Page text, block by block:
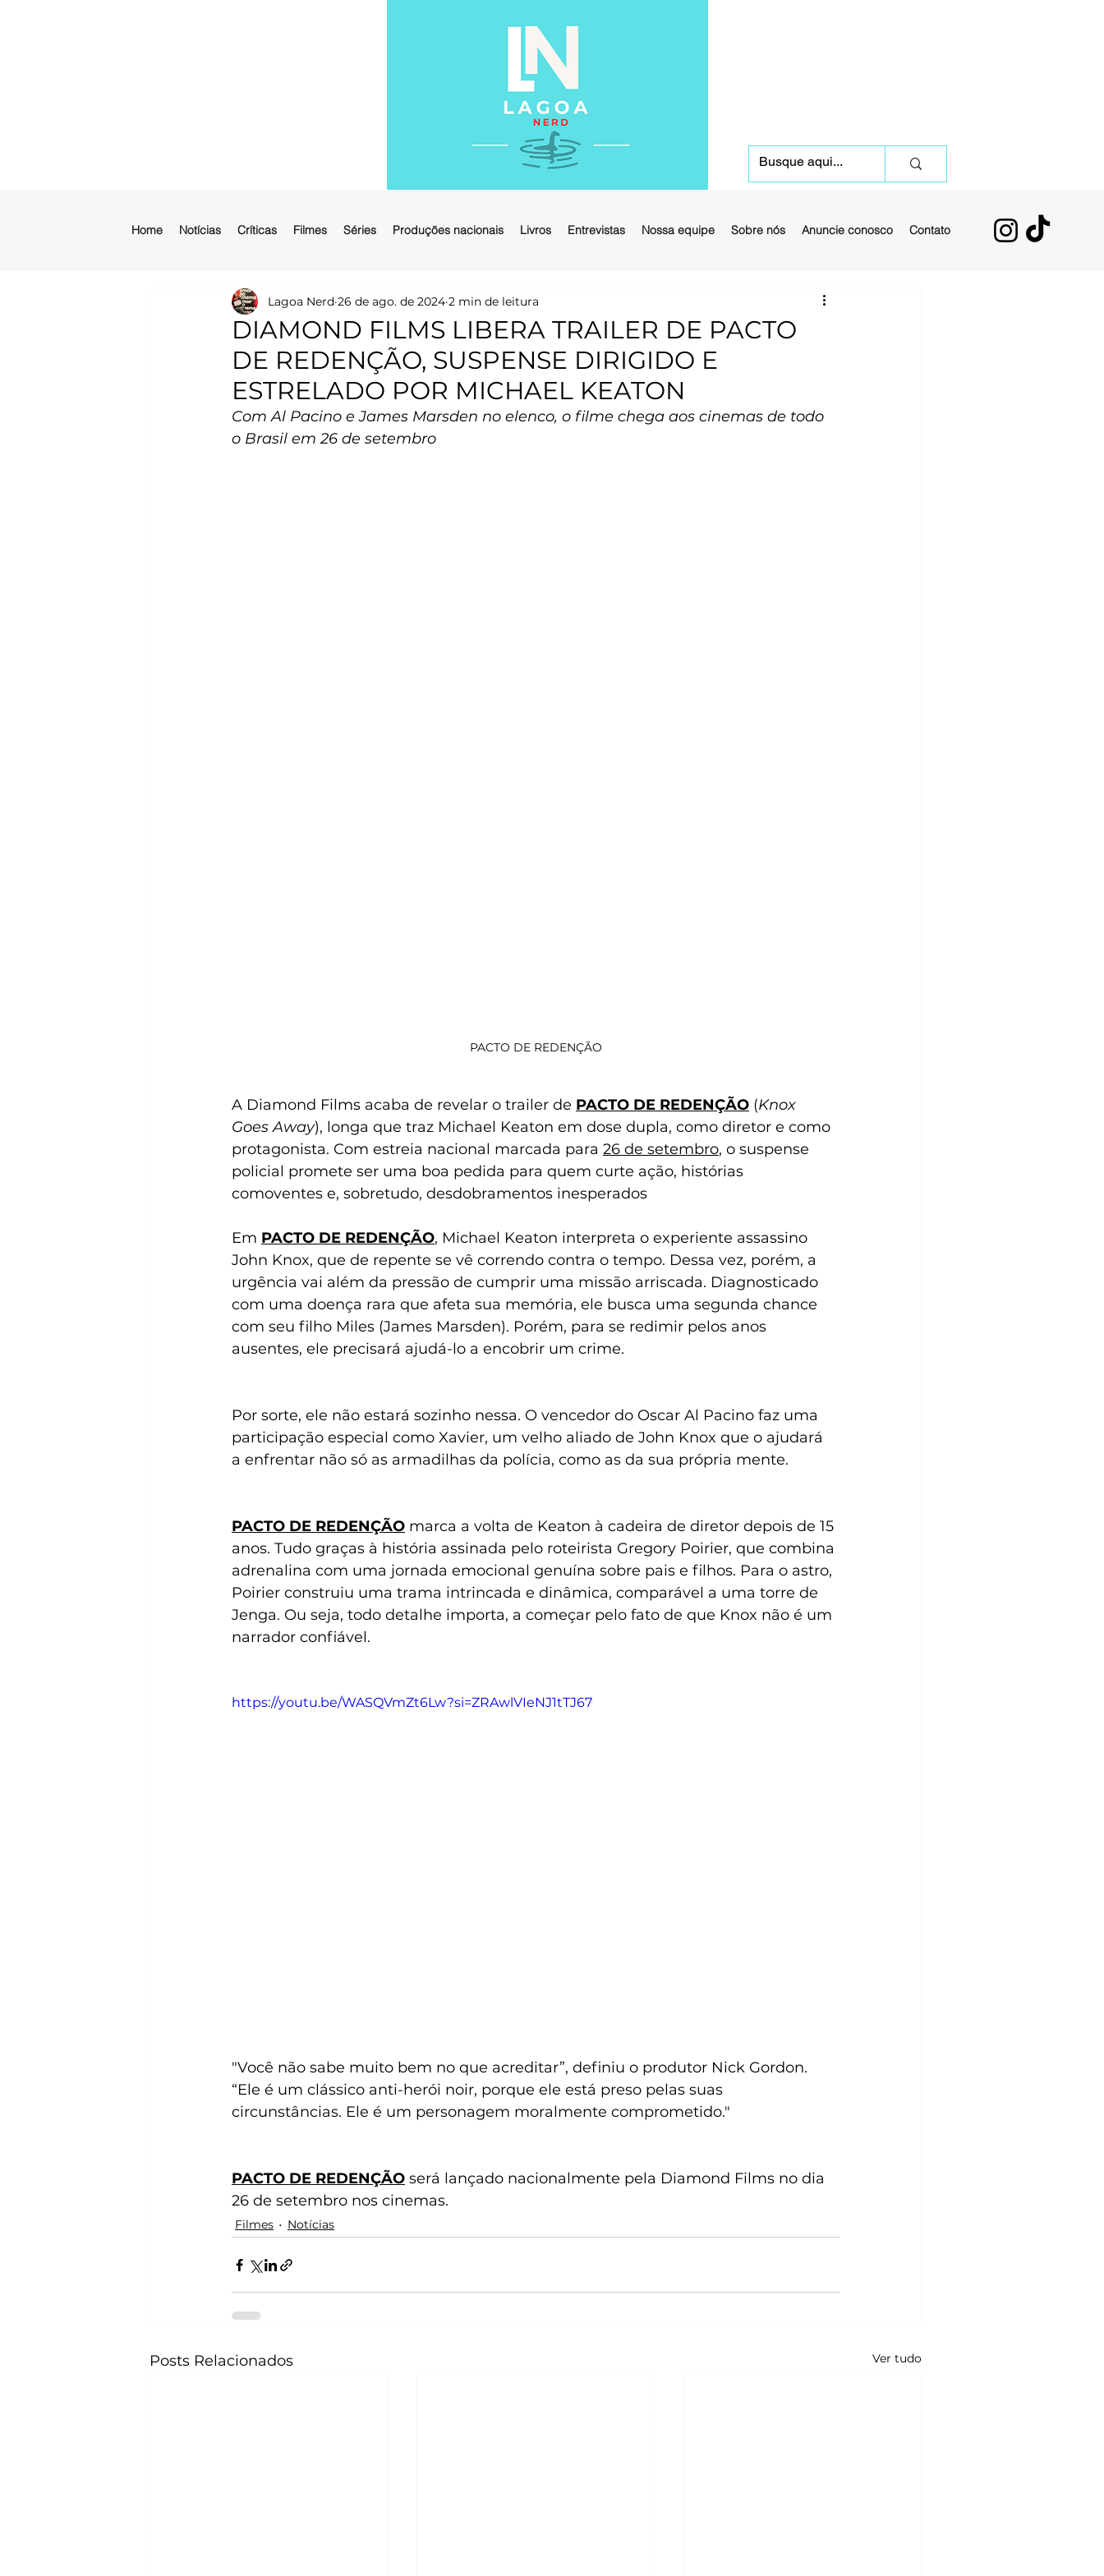
Home Notícias Críticas Filmes Séries Produções nacionais Livros Entrevistas Nossa equipe Sobre nós Anuncie conosco Contato
DIAMOND FILMS LIBERA TRAILER DE PACTO
DE REDENÇÃO, SUSPENSE DIRIGIDO E
ESTRELADO POR MICHAEL KEATON
Lagoa Nerd 26 de ago. de 2024 2 min de leitura
Com Al Pacino e James Marsden no elenco, o filme chega aos cinemas de todo
o Brasil em 26 de setembro
PACTO DE REDENÇÃO
A Diamond Films acaba de revelar o trailer de PACTO DE REDENÇÃO (Knox
Goes Away), longa que traz Michael Keaton em dose dupla, como diretor e como
protagonista. Com estreia nacional marcada para 26 de setembro, o suspense
policial promete ser uma boa pedida para quem curte ação, histórias
comoventes e, sobretudo, desdobramentos inesperados
Em PACTO DE REDENÇÃO, Michael Keaton interpreta o experiente assassino
John Knox, que de repente se vê correndo contra o tempo. Dessa vez, porém, a
urgência vai além da pressão de cumprir uma missão arriscada. Diagnosticado
com uma doença rara que afeta sua memória, ele busca uma segunda chance
com seu filho Miles (James Marsden). Porém, para se redimir pelos anos
ausentes, ele precisará ajudá-lo a encobrir um crime.
Por sorte, ele não estará sozinho nessa. O vencedor do Oscar Al Pacino faz uma
participação especial como Xavier, um velho aliado de John Knox que o ajudará
a enfrentar não só as armadilhas da polícia, como as da sua própria mente.
PACTO DE REDENÇÃO marca a volta de Keaton à cadeira de diretor depois de 15
anos. Tudo graças à história assinada pelo roteirista Gregory Poirier, que combina
adrenalina com uma jornada emocional genuína sobre pais e filhos. Para o astro,
Poirier construiu uma trama intrincada e dinâmica, comparável a uma torre de
Jenga. Ou seja, todo detalhe importa, a começar pelo fato de que Knox não é um
narrador confiável.
https://youtu.be/WASQVmZt6Lw?si=ZRAwlVIeNJ1tTJ67
"Você não sabe muito bem no que acreditar”, definiu o produtor Nick Gordon.
“Ele é um clássico anti-herói noir, porque ele está preso pelas suas
circunstâncias. Ele é um personagem moralmente comprometido."
PACTO DE REDENÇÃO será lançado nacionalmente pela Diamond Films no dia
26 de setembro nos cinemas.
Filmes Notícias
Posts Relacionados Ver tudo